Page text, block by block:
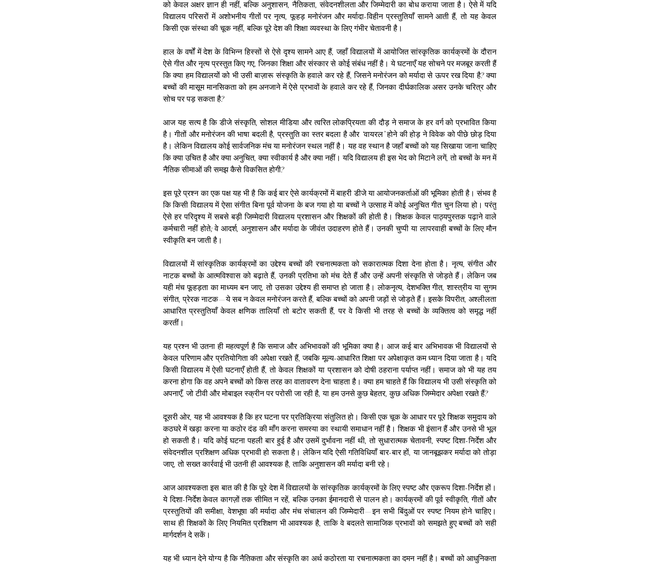
को केवल अक्षर ज्ञान ही नहीं, बल्कि अनुशासन, नैतिकता, संवेदनशीलता और जिम्मेदारी का बोध कराया जाता है। ऐसे में यदि
विद्यालय परिसरों में अशोभनीय गीतों पर नृत्य, फूहड़ मनोरंजन और मर्यादा-विहीन प्रस्तुतियाँ सामने आती हैं, तो यह केवल
किसी एक संस्था की चूक नहीं, बल्कि पूरे देश की शिक्षा व्यवस्था के लिए गंभीर चेतावनी है।
हाल के वर्षों में देश के विभिन्न हिस्सों से ऐसे दृश्य सामने आए हैं, जहाँ विद्यालयों में आयोजित सांस्कृतिक कार्यक्रमों के दौरान
ऐसे गीत और नृत्य प्रस्तुत किए गए, जिनका शिक्षा और संस्कार से कोई संबंध नहीं है। ये घटनाएँ यह सोचने पर मजबूर करती हैं
कि क्या हम विद्यालयों को भी उसी बाज़ारू संस्कृति के हवाले कर रहे हैं, जिसने मनोरंजन को मर्यादा से ऊपर रख दिया है? क्या
बच्चों की मासूम मानसिकता को हम अनजाने में ऐसे प्रभावों के हवाले कर रहे हैं, जिनका दीर्घकालिक असर उनके चरित्र और
सोच पर पड़ सकता है?
आज यह सत्य है कि डीजे संस्कृति, सोशल मीडिया और त्वरित लोकप्रियता की दौड़ ने समाज के हर वर्ग को प्रभावित किया
है। गीतों और मनोरंजन की भाषा बदली है, प्रस्तुति का स्तर बदला है और ‘वायरल’ होने की होड़ ने विवेक को पीछे छोड़ दिया
है। लेकिन विद्यालय कोई सार्वजनिक मंच या मनोरंजन स्थल नहीं है। यह वह स्थान है जहाँ बच्चों को यह सिखाया जाना चाहिए
कि क्या उचित है और क्या अनुचित, क्या स्वीकार्य है और क्या नहीं। यदि विद्यालय ही इस भेद को मिटाने लगें, तो बच्चों के मन में
नैतिक सीमाओं की समझ कैसे विकसित होगी?
इस पूरे प्रश्न का एक पक्ष यह भी है कि कई बार ऐसे कार्यक्रमों में बाहरी डीजे या आयोजनकर्ताओं की भूमिका होती है। संभव है
कि किसी विद्यालय में ऐसा संगीत बिना पूर्व योजना के बज गया हो या बच्चों ने उत्साह में कोई अनुचित गीत चुन लिया हो। परंतु
ऐसे हर परिदृश्य में सबसे बड़ी जिम्मेदारी विद्यालय प्रशासन और शिक्षकों की होती है। शिक्षक केवल पाठ्यपुस्तक पढ़ाने वाले
कर्मचारी नहीं होते; वे आदर्श, अनुशासन और मर्यादा के जीवंत उदाहरण होते हैं। उनकी चुप्पी या लापरवाही बच्चों के लिए मौन
स्वीकृति बन जाती है।
विद्यालयों में सांस्कृतिक कार्यक्रमों का उद्देश्य बच्चों की रचनात्मकता को सकारात्मक दिशा देना होता है। नृत्य, संगीत और
नाटक बच्चों के आत्मविश्वास को बढ़ाते हैं, उनकी प्रतिभा को मंच देते हैं और उन्हें अपनी संस्कृति से जोड़ते हैं। लेकिन जब
यही मंच फूहड़ता का माध्यम बन जाए, तो उसका उद्देश्य ही समाप्त हो जाता है। लोकनृत्य, देशभक्ति गीत, शास्त्रीय या सुगम
संगीत, प्रेरक नाटक—ये सब न केवल मनोरंजन करते हैं, बल्कि बच्चों को अपनी जड़ों से जोड़ते हैं। इसके विपरीत, अश्लीलता
आधारित प्रस्तुतियाँ केवल क्षणिक तालियाँ तो बटोर सकती हैं, पर वे किसी भी तरह से बच्चों के व्यक्तित्व को समृद्ध नहीं
करतीं।
यह प्रश्न भी उतना ही महत्वपूर्ण है कि समाज और अभिभावकों की भूमिका क्या है। आज कई बार अभिभावक भी विद्यालयों से
केवल परिणाम और प्रतियोगिता की अपेक्षा रखते हैं, जबकि मूल्य-आधारित शिक्षा पर अपेक्षाकृत कम ध्यान दिया जाता है। यदि
किसी विद्यालय में ऐसी घटनाएँ होती हैं, तो केवल शिक्षकों या प्रशासन को दोषी ठहराना पर्याप्त नहीं। समाज को भी यह तय
करना होगा कि वह अपने बच्चों को किस तरह का वातावरण देना चाहता है। क्या हम चाहते हैं कि विद्यालय भी उसी संस्कृति को
अपनाएँ, जो टीवी और मोबाइल स्क्रीन पर परोसी जा रही है, या हम उनसे कुछ बेहतर, कुछ अधिक जिम्मेदार अपेक्षा रखते हैं?
दूसरी ओर, यह भी आवश्यक है कि हर घटना पर प्रतिक्रिया संतुलित हो। किसी एक चूक के आधार पर पूरे शिक्षक समुदाय को
कठघरे में खड़ा करना या कठोर दंड की माँग करना समस्या का स्थायी समाधान नहीं है। शिक्षक भी इंसान हैं और उनसे भी भूल
हो सकती है। यदि कोई घटना पहली बार हुई है और उसमें दुर्भावना नहीं थी, तो सुधारात्मक चेतावनी, स्पष्ट दिशा-निर्देश और
संवेदनशील प्रशिक्षण अधिक प्रभावी हो सकता है। लेकिन यदि ऐसी गतिविधियाँ बार-बार हों, या जानबूझकर मर्यादा को तोड़ा
जाए, तो सख्त कार्रवाई भी उतनी ही आवश्यक है, ताकि अनुशासन की मर्यादा बनी रहे।
आज आवश्यकता इस बात की है कि पूरे देश में विद्यालयों के सांस्कृतिक कार्यक्रमों के लिए स्पष्ट और एकरूप दिशा-निर्देश हों।
ये दिशा-निर्देश केवल कागज़ों तक सीमित न रहें, बल्कि उनका ईमानदारी से पालन हो। कार्यक्रमों की पूर्व स्वीकृति, गीतों और
प्रस्तुतियों की समीक्षा, वेशभूषा की मर्यादा और मंच संचालन की जिम्मेदारी—इन सभी बिंदुओं पर स्पष्ट नियम होने चाहिए।
साथ ही शिक्षकों के लिए नियमित प्रशिक्षण भी आवश्यक है, ताकि वे बदलते सामाजिक प्रभावों को समझते हुए बच्चों को सही
मार्गदर्शन दे सकें।
यह भी ध्यान देने योग्य है कि नैतिकता और संस्कृति का अर्थ कठोरता या रचनात्मकता का दमन नहीं है। बच्चों को आधुनिकता